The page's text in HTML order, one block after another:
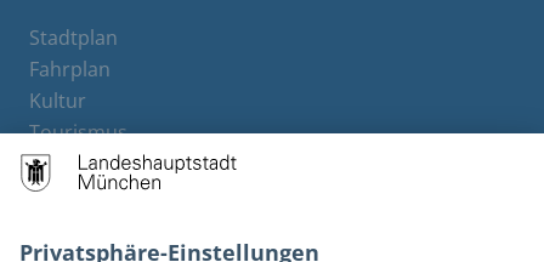
Stadtplan
Fahrplan
Kultur
Tourismus
M-Strom
Bürgerservice